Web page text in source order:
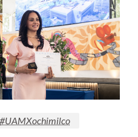
#UAMXochimilco